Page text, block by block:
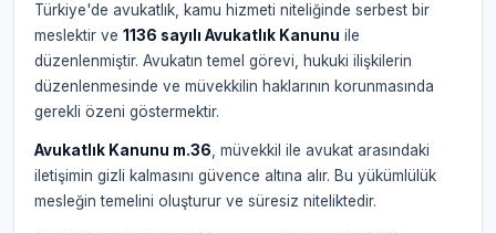
Türkiye'de avukatlık, kamu hizmeti niteliğinde serbest bir
meslektir ve 1136 sayılı Avukatlık Kanunu ile
düzenlenmiştir. Avukatın temel görevi, hukuki ilişkilerin
düzenlenmesinde ve müvekkilin haklarının korunmasında
gerekli özeni göstermektir.
Avukatlık Kanunu m.36 , müvekkil ile avukat arasındaki
iletişimin gizli kalmasını güvence altına alır. Bu yükümlülük
mesleğin temelini oluşturur ve süresiz niteliktedir.